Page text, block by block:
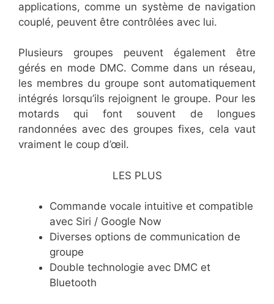
applications, comme un système de navigation
couplé, peuvent être contrôlées avec lui.
Plusieurs groupes peuvent également être
gérés en mode DMC. Comme dans un réseau,
les membres du groupe sont automatiquement
intégrés lorsqu’ils rejoignent le groupe. Pour les
motards qui font souvent de longues
randonnées avec des groupes fixes, cela vaut
vraiment le coup d’œil.
LES PLUS
​Commande vocale intuitive et compatible
avec Siri / Google Now
​Diverses options de communication de
groupe
​Double technologie avec DMC et
Bluetooth